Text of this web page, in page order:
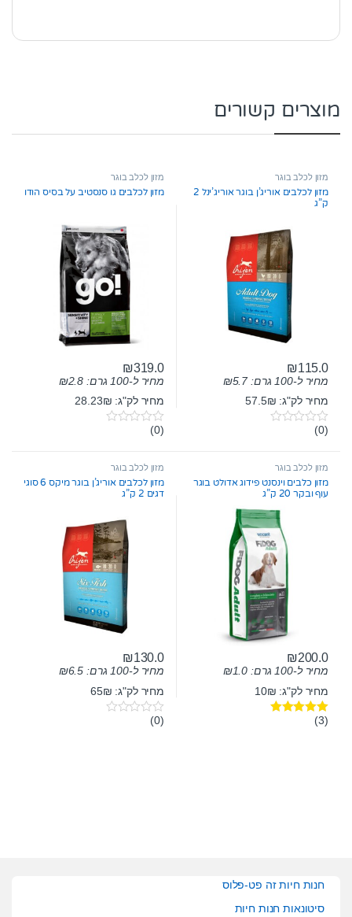
מוצרים קשורים
מזון לכלב בוגר
מזון לכלבים אוריג’ן בוגר אוריג’ינל 2
ק”ג
₪115.0
מחיר ל-100 גרם: ₪5.7
מחיר לק"ג: 57.5₪
0
t
f
5
(0)
מזון לכלב בוגר
מזון לכלבים גו סנסטיב על בסיס הודו
₪319.0
מחיר ל-100 גרם: ₪2.8
מחיר לק"ג: 28.23₪
0
t
f
5
(0)
מזון לכלב בוגר
מזון כלבים וינסנט פידוג אדולט בוגר
עוף ובקר 20 ק”ג
₪200.0
מחיר ל-100 גרם: ₪1.0
מחיר לק"ג: 10₪
דורג(3)
מזון לכלב בוגר
מזון לכלבים אוריג’ן בוגר מיקס 6 סוגי
דגים 2 ק”ג
₪130.0
מחיר ל-100 גרם: ₪6.5
מחיר לק"ג: 65₪
0(0)
חנות חיות זה פט-פלוס
סיטונאות חנות חיות